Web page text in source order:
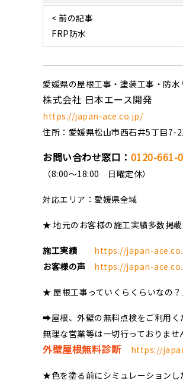
< 前の記事
FRP防水
愛媛県の屋根工事・塗装工事・防
株式会社 日本エース開発
https://japan-ace.co.jp/
住所：愛媛県松山市西石井5丁目7-
お問い合わせ窓口： 0120-661-
（8:00～18:00 日曜定休）
対応エリア：愛媛県全域
★ 地元のお客様の施工実績多数掲載
施工実績
https://japan-
お客様の声
https://japan-
★ 屋根工事っていくらくらいなの
➡屋根、外壁の無料点検をご利用く
無理な営業等は一切行っておりませ
外壁屋根無料診断 https://
★色を塗る前にシミュレーション